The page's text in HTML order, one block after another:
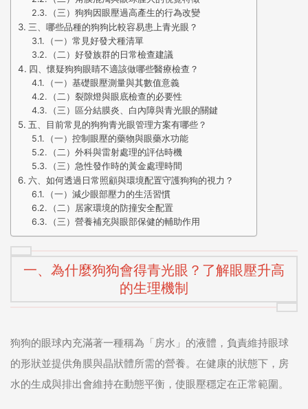
（三）狗狗因眼壓過高產生的行為改變
三、哪些品種的狗狗比較容易患上青光眼？
（一）常見好發犬種清單
（二）好發族群的日常檢查建議
四、懷疑狗狗眼睛不適該做哪些醫療檢查？
（一）基礎眼壓測量與其數值意義
（二）裂隙燈與眼底檢查的必要性
（三）區分結膜炎、白內障與青光眼的關鍵
五、目前常見的狗狗青光眼管理方案有哪些？
（一）控制眼壓的藥物與眼藥水功能
（二）外科與雷射處理的評估時機
（三）急性發作時的黃金處理時間
六、如何透過日常照顧與環境配置守護狗狗的視力？
（一）減少眼部壓力的生活習慣
（二）居家環境的防撞安全配置
（三）營養補充與眼部保健的輔助作用
一、為什麼狗狗會得青光眼？了解眼壓升高
的生理機制
狗狗的眼球內充滿著一種稱為「房水」的液體，負責維持眼球
的形狀並提供角膜與晶狀體所需的營養。在健康的狀態下，房
水的生成與排出會維持在動態平衡，使眼壓穩定在正常範圍。